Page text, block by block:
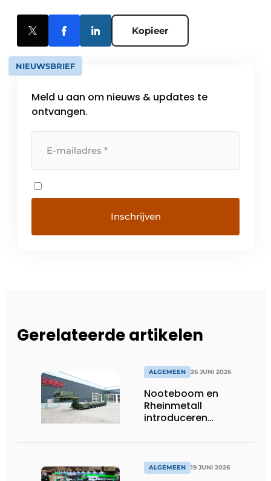
Kopieer
NIEUWSBRIEF
Meld u aan om nieuws & updates te
ontvangen.
Gerelateerde artikelen
ALGEMEEN 26 JUNI 2026
Nooteboom en
Rheinmetall
introduceren
ALGEMEEN 19 JUNI 2026